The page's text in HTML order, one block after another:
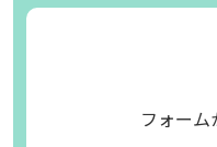
フォー